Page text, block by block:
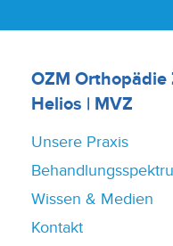
OZM
Helios | MVZ
Unsere Praxis
Wissen & Medien
Kontakt